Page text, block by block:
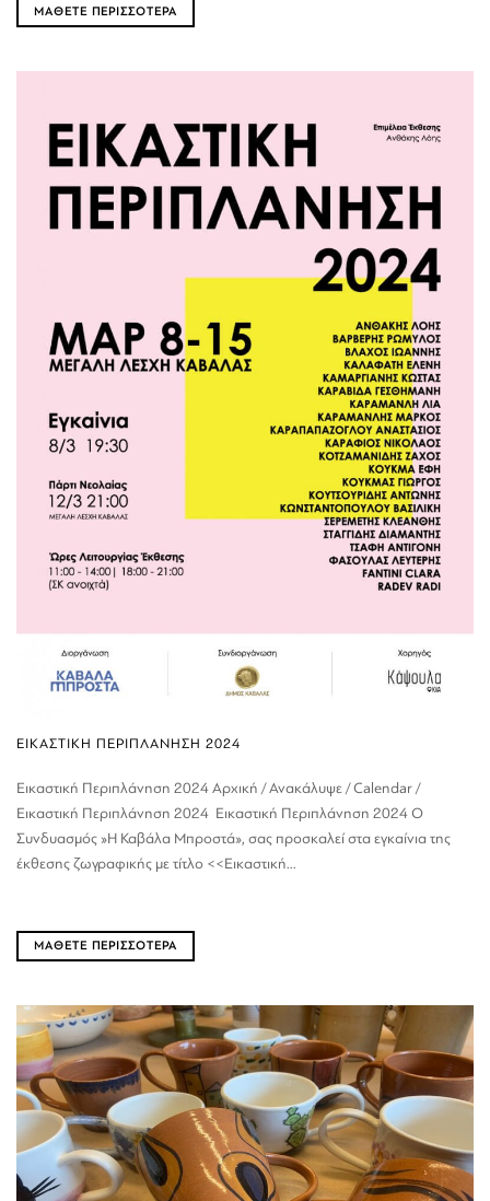
ΜΑΘΕΤΕ ΠΕΡΙΣΣΟΤΕΡΑ
ΕΙΚΑΣΤΙΚΗ ΠΕΡΙΠΛΑΝΗΣΗ 2024
Εικαστική Περιπλάνηση 2024 Αρχική / Ανακάλυψε / Calendar /
Εικαστική Περιπλάνηση 2024 Εικαστική Περιπλάνηση 2024 Ο
Συνδυασμός »Η Καβάλα Μπροστά», σας προσκαλεί στα εγκαίνια της
έκθεσης ζωγραφικής με τίτλο <<Εικαστική...
ΜΑΘΕΤΕ ΠΕΡΙΣΣΟΤΕΡΑ